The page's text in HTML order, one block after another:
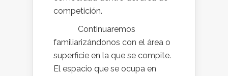
competición.
Continuaremos
familiarizándonos con el área o
superficie en la que se compite.
El espacio que se ocupa en